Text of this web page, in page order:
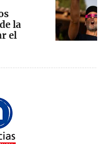
la
el